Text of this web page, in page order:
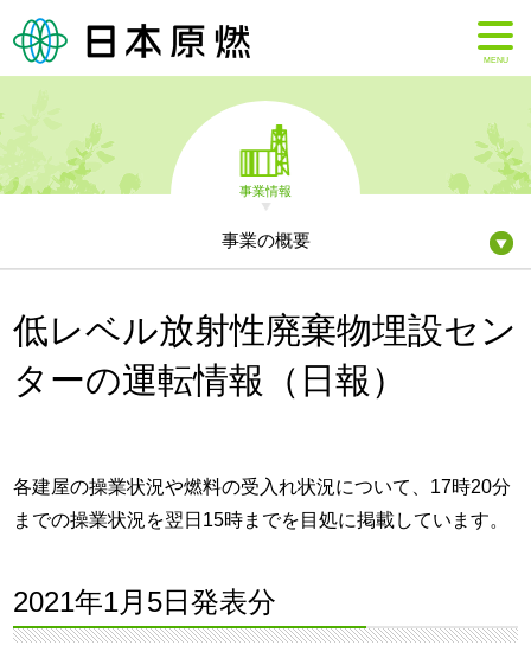
MENU
事業情報
事業の概要
低レベル放射性廃棄物埋設セン
ターの運転情報（日報）
各建屋の操業状況や燃料の受入れ状況について、17時20分
までの操業状況を翌日15時までを目処に掲載しています。
2021年1月5日発表分